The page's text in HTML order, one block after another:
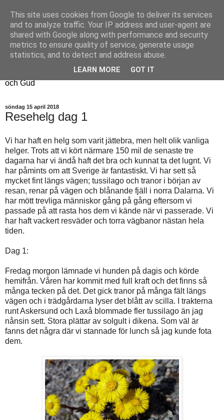
Fyren
Fyren finns för att sprida ljus i mörkret
För att påminna om guldkanterna i tillvaron
Här samsas jakt, hantverk, odling, och andra tankar om livet
och Gud
söndag 15 april 2018
Resehelg dag 1
Vi har haft en helg som varit jättebra, men helt olik vanliga
helger. Trots att vi kört närmare 150 mil de senaste tre
dagarna har vi ändå haft det bra och kunnat ta det lugnt. Vi
har påmints om att Sverige är fantastiskt. Vi har sett så
mycket fint längs vägen; tussilago och tranor i början av
resan, renar på vägen och blånande fjäll i norra Dalarna. Vi
har mött trevliga människor gång på gång eftersom vi
passade på att rasta hos dem vi kände när vi passerade. Vi
har haft vackert resväder och torra vägbanor nästan hela
tiden.
Dag 1:
Fredag morgon lämnade vi hunden på dagis och körde
hemifrån. Våren har kommit med full kraft och det finns så
många tecken på det. Det gick tranor på många fält längs
vägen och i trädgårdarna lyser det blått av scilla. I trakterna
runt Askersund och Laxå blommade fler tussilago än jag
nånsin sett. Stora plättar av solgult i dikena. Som väl är
fanns det några där vi stannade för lunch så jag kunde fota
dem.
This site uses cookies from Google to deliver its services
and to analyze traffic. Your IP address and user-agent are
shared with Google along with performance and security
metrics to ensure quality of service, generate usage
statistics, and to detect and address abuse.
LEARN MORE GOT IT